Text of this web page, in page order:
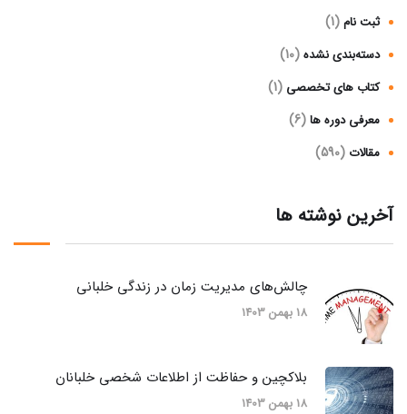
ثبت نام(1)
دسته‌بندی نشده(10)
کتاب های تخصصی (1)
معرفی دوره ها(6)
مقالات (590)
آخرین نوشته ها
چالش‌های مدیریت زمان در زندگی خلبانی
18 بهمن 1403
بلاکچین و حفاظت از اطلاعات شخصی خلبانان
18 بهمن 1403